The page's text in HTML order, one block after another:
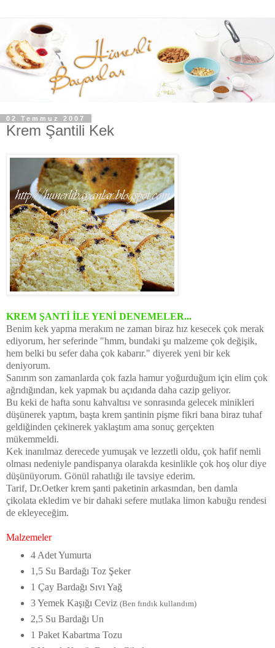
02 Temmuz 2007
Krem Şantili Kek
KREM ŞANTİ İLE YENİ DENEMELER...
Benim kek yapma merakım ne zaman biraz hız kesecek çok merak
ediyorum, her seferinde "hmm, bundaki şu malzeme çok değişik,
hem belki bu sefer daha çok kabarır." diyerek yeni bir kek
deniyorum.
Sanırım son zamanlarda çok fazla hamur yoğurduğum için elim çok
ağrıdığından, kek yapmak bu açıdanda daha cazip geliyor.
Bu keki de hafta sonu kahvaltısı ve sonrasında gelecek minikleri
düşünerek yaptım, başta krem şantinin pişme fikri bana biraz tuhaf
geldiğinden çekinerek yaklaştım ama sonuç gerçekten
mükemmeldi.
Kek inanılmaz derecede yumuşak ve lezzetli oldu, çok hafif nemli
olması nedeniyle pandispanya olarakda kesinlikle çok hoş olur diye
düşünüyorum. Gönül rahatlığı ile tavsiye ederim.
Tarif, Dr.Oetker krem şanti paketinin arkasından, ben damla
çikolata ekledim ve bir dahaki sefere mutlaka limon kabuğu rendesi
de ekleyeceğim.
Malzemeler
4 Adet Yumurta
1,5 Su Bardağı Toz Şeker
1 Çay Bardağı Sıvı Yağ
3 Yemek Kaşığı Ceviz (Ben fındık kullandım)
2,5 Su Bardağı Un
1 Paket Kabartma Tozu